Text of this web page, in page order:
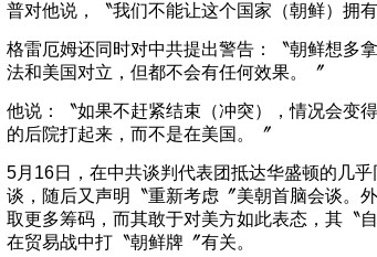
普对他说，〝我们不能让这个国家（朝鲜）拥
格雷厄姆还同时对中共提出警告：〝朝鲜想多
法和美国对立，但都不会有任何效果。〞
他说：〝如果不赶紧结束（冲突），情况会变
的后院打起来，而不是在美国。〞
5月16日，在中共谈判代表团抵达华盛顿的几
谈，随后又声明〝重新考虑〞美朝首脑会谈。
取更多筹码，而其敢于对美方如此表态，其〝
在贸易战中打〝朝鲜牌〞有关。